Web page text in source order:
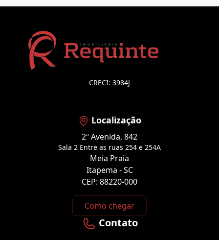
CRECI: 3984J
Localização
2ª Avenida, 842
Sala 2 Entre as ruas 254 e 254A
Meia Praia
Itapema - SC
CEP: 88220-000
Como chegar
Contato